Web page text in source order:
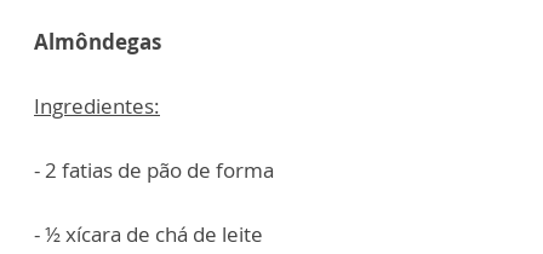
Almôndegas
Ingredientes:
- 2 fatias de pão de forma
- ½ xícara de chá de leite